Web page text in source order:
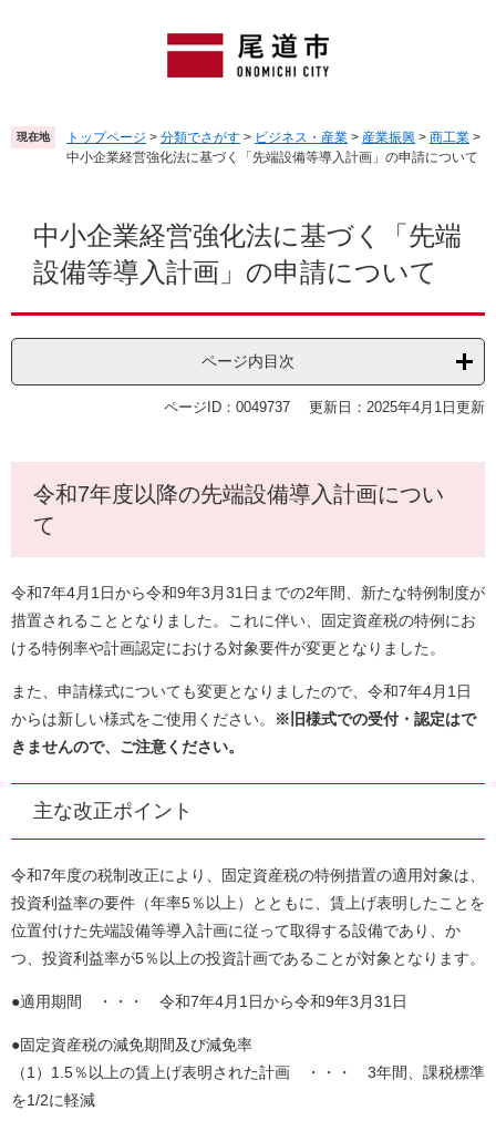
頭
で
飛
ば
現在地 トップページ > 分類でさがす > ビジネス・産業 > 産業振興 > 商工業 >
中小企業経営強化法に基づく「先端設備等導入計画」の申請について
中小企業経営強化法に基づく「先端
設備等導入計画」の申請について
ページ内目次
ページID：0049737 更新日：2025年4月1日更新
令和7年度以降の先端設備導入計画につい
て
令和7年4月1日から令和9年3月31日までの2年間、新たな特例制度が
措置されることとなりました。これに伴い、固定資産税の特例にお
ける特例率や計画認定における対象要件が変更となりました。
また、申請様式についても変更となりましたので、令和7年4月1日
からは新しい様式をご使用ください。
※旧様式での受付・認定はで
きませんので、ご注意ください。
主な改正ポイント
令和7年度の税制改正により、固定資産税の特例措置の適用対象は、
投資利益率の要件（年率5％以上）とともに、賃上げ表明したことを
位置付けた先端設備等導入計画に従って取得する設備であり、か
つ、投資利益率が5％以上の投資計画であることが対象となります。
●適用期間 ・・・ 令和7年4月1日から令和9年3月31日
●固定資産税の減免期間及び減免率
（1）1.5％以上の賃上げ表明された計画 ・・・ 3年間、課税標準
を1/2に軽減